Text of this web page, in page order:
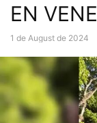
EN
1 de August de 2024